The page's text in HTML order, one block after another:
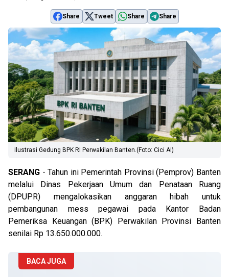
Share Tweet Share Share
Ilustrasi Gedung BPK RI Perwakilan Banten.(Foto: Cici AI)
SERANG - Tahun ini Pemerintah Provinsi (Pemprov) Banten
melalui Dinas Pekerjaan Umum dan Penataan Ruang
(DPUPR) mengalokasikan anggaran hibah untuk
pembangunan mess pegawai pada Kantor Badan
Pemeriksa Keuangan (BPK) Perwakilan Provinsi Banten
senilai Rp 13.650.000.000.
BACA JUGA